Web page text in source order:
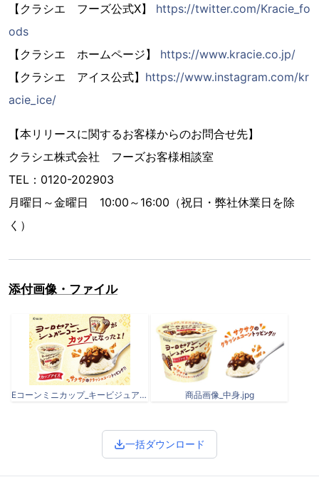
【クラシエ フーズ公式X】 https://twitter.com/Kracie_fo
ods
【クラシエ ホームページ】 https://www.kracie.co.jp/
【クラシエ アイス公式】 https://www.instagram.com/kr
acie_ice/
【本リリースに関するお客様からのお問合せ先】
クラシエ株式会社 フーズお客様相談室
TEL：0120-202903
月曜日～金曜日 10:00～16:00（祝日・弊社休業日を除
く）
添付画像・ファイル
Eコーンミニカップ_キービジュアル_軽.jpg 商品画像_中身.jpg
一括ダウンロード